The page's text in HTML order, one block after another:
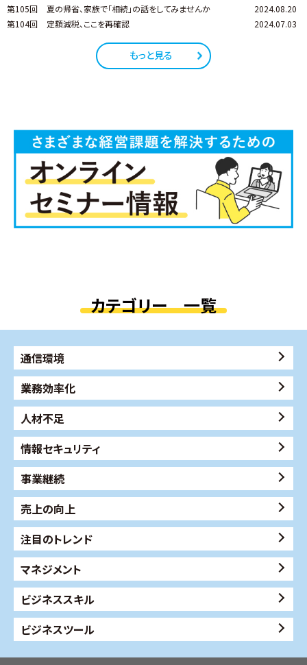
第105回
夏の帰省、家族で「相続」の話をしてみませんか
2024.08.20
第104回
定額減税、ここを再確認 2024.07.03
もっと見る
カテゴリー 一覧
通信環境
業務効率化
人材不足
情報セキュリティ
事業継続
売上の向上
注目のトレンド
マネジメント
ビジネススキル
ビジネスツール